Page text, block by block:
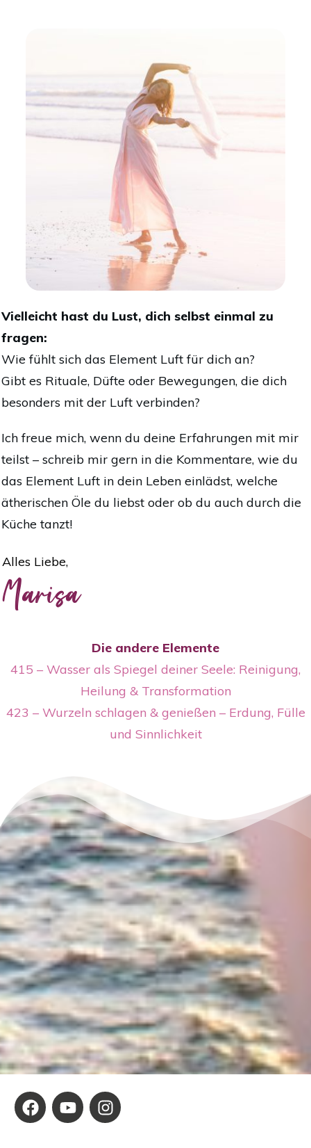
Vielleicht hast du Lust, dich selbst einmal zu
fragen:
Wie fühlt sich das Element Luft für dich an?
Gibt es Rituale, Düfte oder Bewegungen, die dich
besonders mit der Luft verbinden?
Ich freue mich, wenn du deine Erfahrungen mit mir
teilst – schreib mir gern in die Kommentare, wie du
das Element Luft in dein Leben einlädst, welche
ätherischen Öle du liebst oder ob du auch durch die
Küche tanzt!
Alles Liebe,
Marisa
Die andere Elemente
415 – Wasser als Spiegel deiner Seele: Reinigung,
Heilung & Transformation
423 – Wurzeln schlagen & genießen – Erdung, Fülle
und Sinnlichkeit